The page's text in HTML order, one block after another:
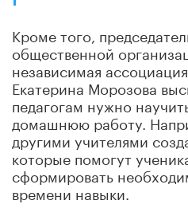
Кроме того,
общественной
независимая
Екатерина Морозова
педагогам нужно
домашнюю работу.
другими учителями
которые помогут
сформировать
времени навыки.